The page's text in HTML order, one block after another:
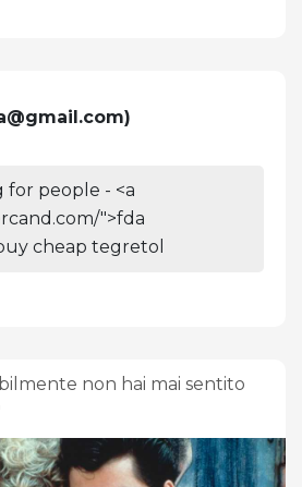
)
for people - <a
">fda
cheap tegretol
non hai mai sentito